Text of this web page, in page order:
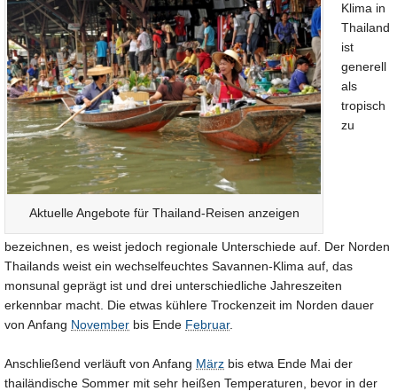
Aktuelle Angebote für Thailand-Reisen anzeigen
Klima in
Thailand
ist
generell
als
tropisch
zu
bezeichnen, es weist jedoch regionale Unterschiede auf. Der Norden
Thailands weist ein wechselfeuchtes Savannen-Klima auf, das
monsunal geprägt ist und drei unterschiedliche Jahreszeiten
erkennbar macht. Die etwas kühlere Trockenzeit im Norden dauer
von Anfang November bis Ende Februar.
Anschließend verläuft von Anfang März bis etwa Ende Mai der
thailändische Sommer mit sehr heißen Temperaturen, bevor in der